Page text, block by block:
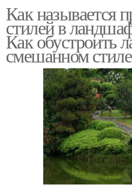
Стиль в одежде
Как называется
стилей в
Как обустроить
смешанном стиле